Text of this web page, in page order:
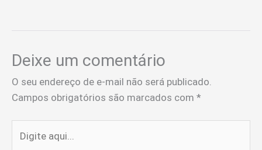
Deixe um comentário
O seu endereço de e-mail não será publicado.
Campos obrigatórios são marcados com *
aqui...